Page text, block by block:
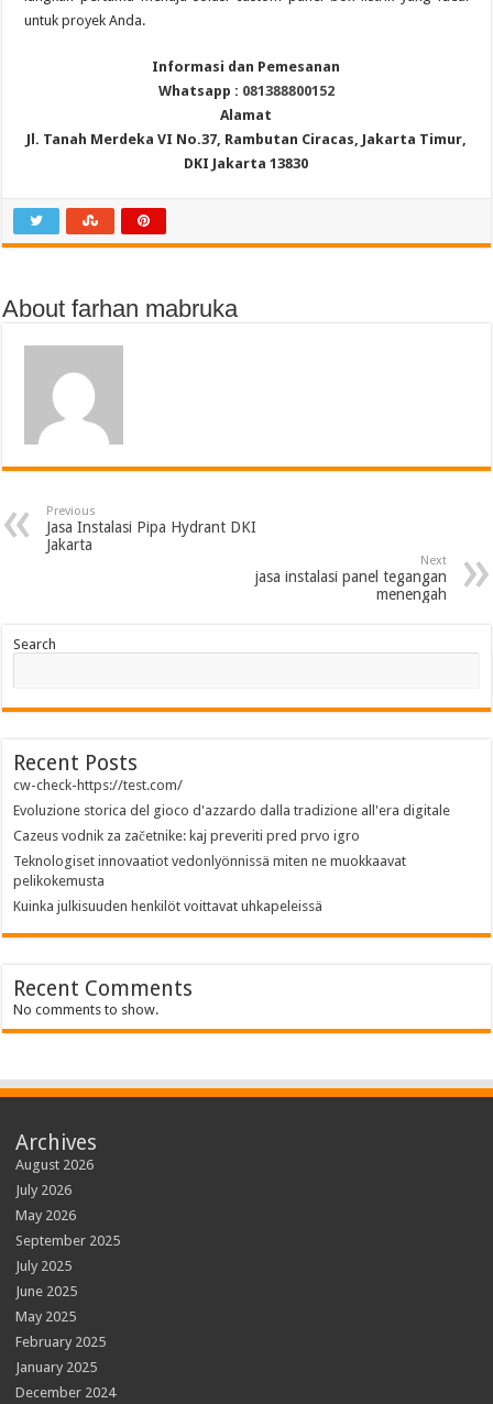
untuk proyek Anda.
Informasi dan Pemesanan
Whatsapp : 081388800152
Alamat
Jl. Tanah Merdeka VI No.37, Rambutan Ciracas, Jakarta Timur,
DKI Jakarta 13830
About farhan mabruka
Previous
Jasa Instalasi Pipa Hydrant DKI
Jakarta
Next
jasa instalasi panel tegangan
menengah
Search
Recent Posts
cw-check-https://test.com/
Evoluzione storica del gioco d'azzardo dalla tradizione all'era digitale
Cazeus vodnik za začetnike: kaj preveriti pred prvo igro
Teknologiset innovaatiot vedonlyönnissä miten ne muokkaavat
pelikokemusta
Kuinka julkisuuden henkilöt voittavat uhkapeleissä
Recent Comments
No comments to show.
Archives
August 2026
July 2026
May 2026
September 2025
July 2025
June 2025
May 2025
February 2025
January 2025
December 2024